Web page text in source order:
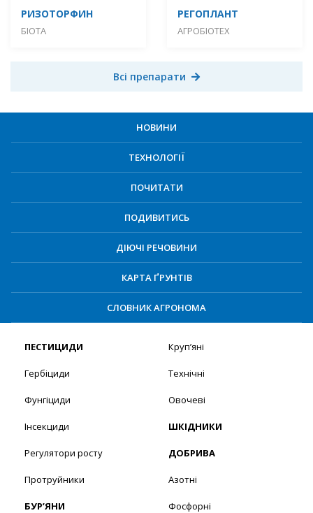
РИЗОТОРФИН
БІОТА
РЕГОПЛАНТ
АГРОБІОТЕХ
Всі препарати
НОВИНИ
ТЕХНОЛОГІЇ
ПОЧИТАТИ
ПОДИВИТИСЬ
ДІЮЧІ РЕЧОВИНИ
КАРТА ҐРУНТІВ
СЛОВНИК АГРОНОМА
ПЕСТИЦИДИ
Гербіциди
Фунгіциди
Інсекциди
Регулятори росту
Протруйники
БУР’ЯНИ
Круп’яні
Технічні
Овочеві
ШКІДНИКИ
ДОБРИВА
Азотні
Фосфорні